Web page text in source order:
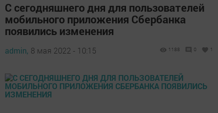
С сегодняшнего дня для пользователей
мобильного приложения Сбербанка
появились изменения
admin, 8 мая 2022 - 10:15 1188 0 1